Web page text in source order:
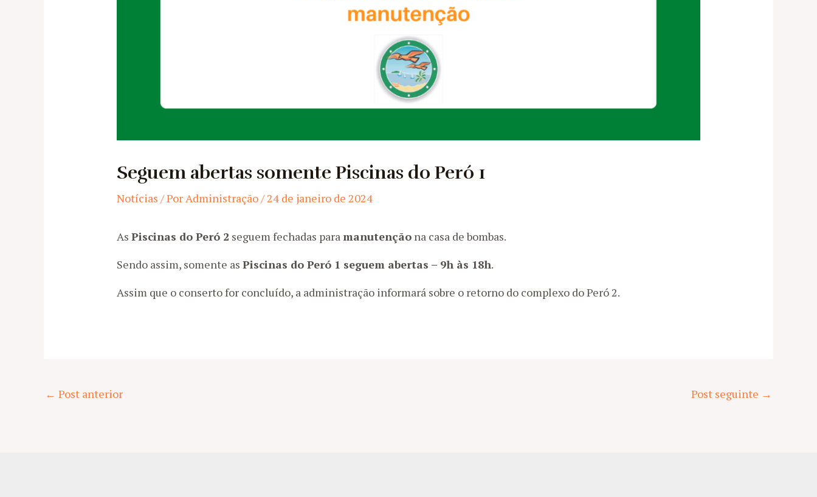
Seguem abertas somente Piscinas do Peró 1
Notícias / PorAdministração/24 de janeiro de 2024
AsPiscinas do Peró 2 seguem fechadas paramanutenção na casa de bombas.
Sendo assim, somente asPiscinas do Peró 1 seguem abertas – 9h às 18h.
Assim que o conserto for concluído, a administração informará sobre o retorno do complexo do Peró 2.
Post
← Post anterior Post seguinte →